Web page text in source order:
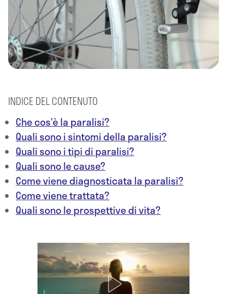
INDICE DEL CONTENUTO
Che cos'è la paralisi?
Quali sono i sintomi della paralisi?
Quali sono i tipi di paralisi?
Quali sono le cause?
Come viene diagnosticata la paralisi?
Come viene trattata?
Quali sono le prospettive di vita?